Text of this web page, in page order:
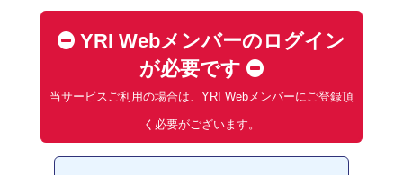
YRI Webメンバーのログイン
が必要です
当サービスご利用の場合は、YRI Webメンバーにご登録頂
く必要がございます。